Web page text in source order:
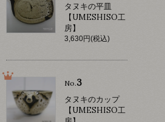
タヌキの平皿
【UMESHISO工
房】
3,630円(税込)
No.3
タヌキのカップ
【UMESHISO工